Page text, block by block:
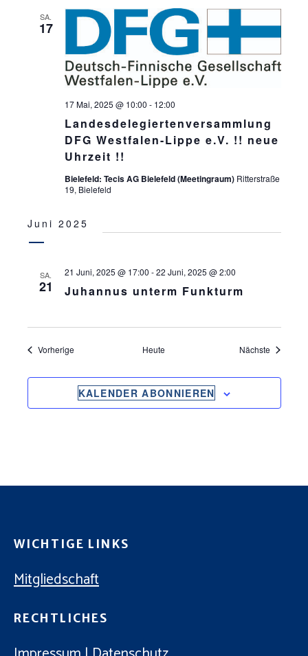
SA.
17
Landesdelegiertenversammlung
DFG Westfalen-Lippe e.V. !! neue
Uhrzeit !!
17 Mai, 2025 @ 10:00 - 12:00
Bielefeld: Tecis AG Bielefeld (Meetingraum) Ritterstraße
19, Bielefeld
Juni 2025
SA.
21 Juhannus unterm Funkturm
21 Juni, 2025 @ 17:00 -22 Juni, 2025 @ 2:00
VorherigeVeranstaltungen Heute Nächste
KALENDER ABONNIEREN
WICHTIGE LINKS
Mitgliedschaft
RECHTLICHES